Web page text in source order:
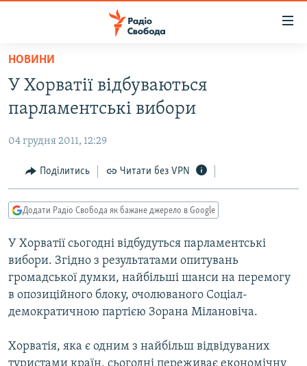
Перейти
основного
матеріалу
Перейти
до
навігації
Перейти
до
РАДІО СВОБОДА – 70 РОКІВ
ВСЕ ЗА ДОБУ
СТАТТІ
ПОЛІТИКА
ЕКОНОМІКА
КУЛЬТУРА
СПОРТ
УКРАЇНА
СВІТ
ВІЙНА
РОСІЙСЬКА «ФІЛЬТРАЦІЯ»
КРИМ.РЕАЛІЇ
ТИ ЯК?
СХЕМИ
ПРИАЗОВ’Я
КИТАЙ.ВИКЛИКИ
МУЛЬТИМЕДІА
НОВИНИ
У Хорватії відбуваються
парламентські вибори
04 грудня 2011, 12:29
Поділитись Читати без VPN
Додати Радіо Свобода як бажане джерело в Google
У Хорватії сьогодні відбудуться парламентські
вибори. Згідно з результатами опитувань
громадської думки, найбільші шанси на перемогу
в опозиційного блоку, очолюваного Соціал-
демократичною партією Зорана Мілановіча.
Хорватія, яка є одним з найбільш відвідуваних